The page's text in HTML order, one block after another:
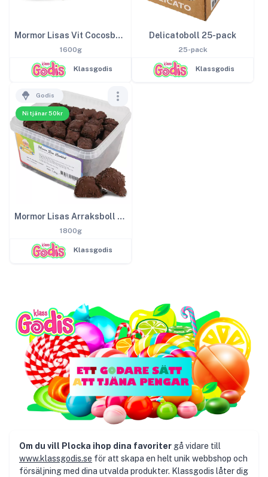
Mormor Lisas Vit Cocosboll 1,6kg
1600g
Klassgodis
Delicatoboll 25-pack
25-pack
Klassgodis
Ni tjänar 50kr
Godis
Mormor Lisas Arraksboll 1,8kg
1800g
Klassgodis
Om du vill Plocka ihop dina favoriter gå vidare till
www.klassgodis.se för att skapa en helt unik webbshop och
försäljning med dina utvalda produkter. Klassgodis låter dig